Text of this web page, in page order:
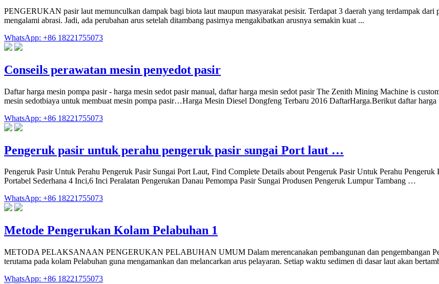
PENGERUKAN pasir laut memunculkan dampak bagi biota laut maupun masyarakat pesisir. Terdapat 3 daerah yang terdampak dari
mengalami abrasi. Jadi, ada perubahan arus setelah ditambang pasirnya mengakibatkan arusnya semakin kuat ...
WhatsApp: +86 18221755073
Conseils perawatan mesin penyedot pasir
Daftar harga mesin pompa pasir - harga mesin sedot pasir manual, daftar harga mesin sedot pasir The Zenith Mining Machine is
mesin sedotbiaya untuk membuat mesin pompa pasir…Harga Mesin Diesel Dongfeng Terbaru 2016 DaftarHarga.Berikut daftar
WhatsApp: +86 18221755073
Pengeruk pasir untuk perahu pengeruk pasir sungai Port laut …
Pengeruk Pasir Untuk Perahu Pengeruk Pasir Sungai Port Laut, Find Complete Details about Pengeruk Pasir Untuk Perahu
Portabel Sederhana 4 Inci,6 Inci Peralatan Pengerukan Danau Pemompa Pasir Sungai Produsen Pengeruk Lumpur Tambang …
WhatsApp: +86 18221755073
Metode Pengerukan Kolam Pelabuhan 1
METODA PELAKSANAAN PENGERUKAN PELABUHAN UMUM Dalam merencanakan pembangunan dan pengembangan
terutama pada kolam Pelabuhan guna mengamankan dan melancarkan arus pelayaran. Setiap waktu sedimen di dasar laut akan
WhatsApp: +86 18221755073